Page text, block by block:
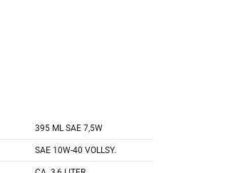
395 ML SAE 7,5W
SAE 10W-40 VOLLSY.